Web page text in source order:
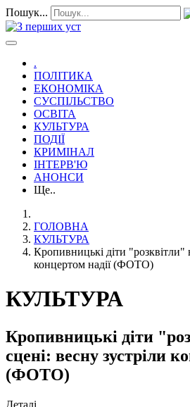
Пошук...
.
ПОЛІТИКА
ЕКОНОМІКА
СУСПІЛЬСТВО
ОСВІТА
КУЛЬТУРА
ПОДІЇ
КРИМІНАЛ
ІНТЕРВ'Ю
АНОНСИ
Ще..
ГОЛОВНА
КУЛЬТУРА
Кропивницькі діти "розквітли"
концертом надії (ФОТО)
КУЛЬТУРА
Кропивницькі діти
сцені: весну зустріли
(ФОТО)
Деталі